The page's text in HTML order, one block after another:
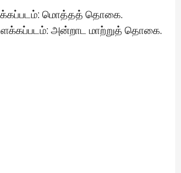
மொத்தத் தொகை.
அன்றாட மாற்றுத் தொகை.